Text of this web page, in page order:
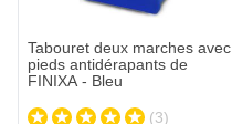
Tabouret deux marches avec
pieds antidérapants de
FINIXA - Bleu
(3)